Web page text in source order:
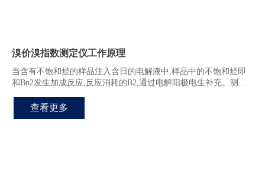
溴价溴指数测定仪工作原理
当含有不饱和烃的样品注入含日的电解液中,样品中的不饱和烃即
和Bn2发生加成反应,反应消耗的B2,通过电解阳极电生补充。测量
价、溴指数
查看更多